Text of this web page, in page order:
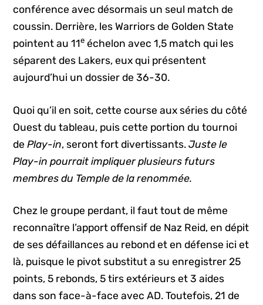
conférence avec désormais un seul match de
coussin. Derrière, les Warriors de Golden State
pointent au 11e échelon avec 1,5 match qui les
séparent des Lakers, eux qui présentent
aujourd’hui un dossier de 36-30.
Quoi qu’il en soit, cette course aux séries du côté
Ouest du tableau, puis cette portion du tournoi
dePlay-in, seront fort divertissants.Juste le
Play-in pourrait impliquer plusieurs futurs
membres du Temple de la renommée.
Chez le groupe perdant, il faut tout de même
reconnaître l’apport offensif de Naz Reid, en dépit
de ses défaillances au rebond et en défense ici et
là, puisque le pivot substitut a su enregistrer 25
points, 5 rebonds, 5 tirs extérieurs et 3 aides
dans son face-à-face avec AD. Toutefois, 21 de